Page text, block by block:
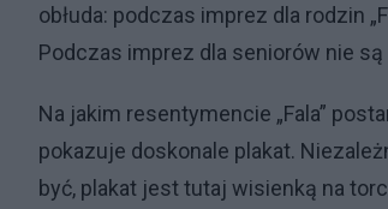
obłuda: podczas imprez dla rodzin
Podczas imprez dla seniorów nie
Na jakim resentymencie „Fala”
pokazuje doskonale plakat.
być, plakat jest tutaj wisienką na